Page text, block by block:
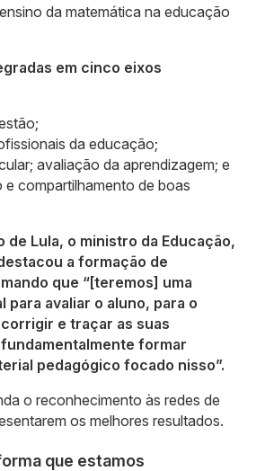
da matemática na educação
em cinco eixos
da educação;
avaliação da aprendizagem; e
compartilhamento de boas
de Lula, o ministro da Educação,
a formação de
que “[teremos] uma
para avaliar o aluno, para o
e traçar as suas
formar
pedagógico focado nisso”.
o reconhecimento às redes de
os melhores resultados.
que estamos